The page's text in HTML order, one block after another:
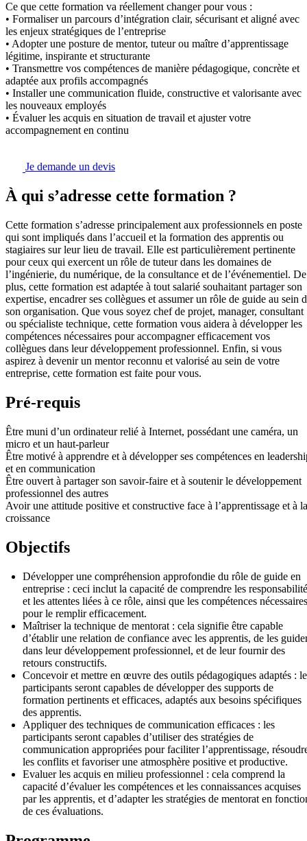
Ce que cette formation va réellement changer pour vous :
• Formaliser un parcours d’intégration clair, sécurisant et aligné avec
les enjeux stratégiques de l’entreprise
• Adopter une posture de mentor, tuteur ou maître d’apprentissage
légitime, inspirante et structurante
• Transmettre vos compétences de manière pédagogique, concrète et
adaptée aux profils accompagnés
• Installer une communication fluide, constructive et valorisante avec
les nouveaux employés
• Évaluer les acquis en situation de travail et ajuster votre
accompagnement en continu
Je demande un devis
À qui s’adresse cette formation ?
Cette formation s’adresse principalement aux professionnels en poste
qui sont impliqués dans l’accueil et la formation des apprentis ou
stagiaires sur leur lieu de travail. Elle est particulièrement pertinente
pour ceux qui exercent un rôle de tuteur dans les domaines de
l’ingénierie, du numérique, de la consultance et de l’événementiel. De
plus, cette formation est adaptée à tout salarié souhaitant partager son
expertise, encadrer ses collègues et assumer un rôle de guide au sein
son organisation. Que vous soyez chef de projet, manager, consultant
ou spécialiste technique, cette formation vous aidera à développer les
compétences nécessaires pour accompagner efficacement vos
collègues dans leur développement professionnel. Enfin, si vous
aspirez à devenir un mentor reconnu et valorisé au sein de votre
entreprise, cette formation est faite pour vous.
Pré-requis
Être muni d’un ordinateur relié à Internet, possédant une caméra, un
micro et un haut-parleur
Être motivé à apprendre et à développer ses compétences en
et en communication
Être ouvert à partager son savoir-faire et à soutenir le développement
professionnel des autres
Avoir une attitude positive et constructive face à l’apprentissage et à la
croissance
Objectifs
Développer une compréhension approfondie du rôle de guide en
entreprise : ceci inclut la capacité de comprendre les
et les attentes liées à ce rôle, ainsi que les compétences nécessaires
pour le remplir efficacement.
Maîtriser la technique de mentorat : cela signifie être capable
d’établir une relation de confiance avec les apprentis, de les
dans leur développement professionnel, et de leur fournir des
retours constructifs.
Concevoir et mettre en œuvre des outils pédagogiques adaptés :
participants seront capables de développer des supports de
formation pertinents et efficaces, adaptés aux besoins spécifiques
des apprentis.
Appliquer des techniques de communication efficaces : les
participants seront capables d’utiliser des stratégies de
communication appropriées pour faciliter l’apprentissage,
les conflits et favoriser une atmosphère positive et productive.
Evaluer les acquis en milieu professionnel : cela comprend la
capacité d’évaluer les compétences et les connaissances acquises
par les apprentis, et d’adapter les stratégies de mentorat en
de ces évaluations.